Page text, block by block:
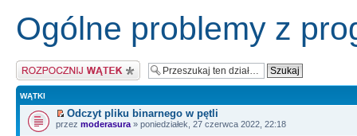
Ogólne problemy z
Napisz wątek
WĄTKI
Odczyt pliku binarnego w pętli
przez moderasura » poniedziałek, 27 czerwca 2022, 22:18